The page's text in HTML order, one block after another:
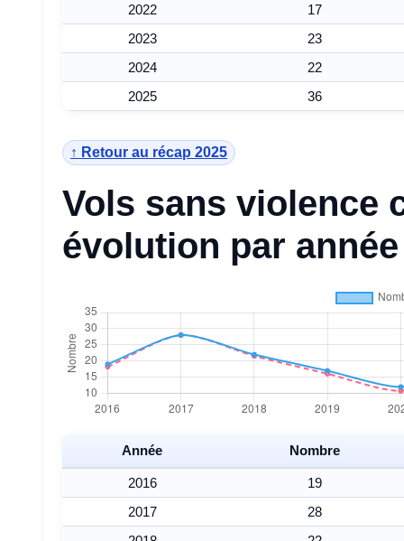
2022
17
2023
23
2024
22
2025
36
↑ Retour au récap 2025
Vols sans violence
évolution par année
Année Nombre
2016
19
2017
28